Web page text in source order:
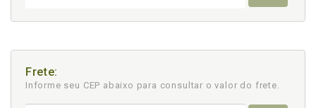
Frete:
Informe seu CEP abaixo para consultar o valor do frete.